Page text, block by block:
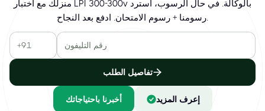
منزلك مع اختبار LPI 300-300v بالوكالة. في حال الرسوب، استرد
رسومنا + رسوم الامتحان. ادفع بعد النجاح.
تفاصيل الطلب
أخبرنا باحتياجاتك إعرف المزيد